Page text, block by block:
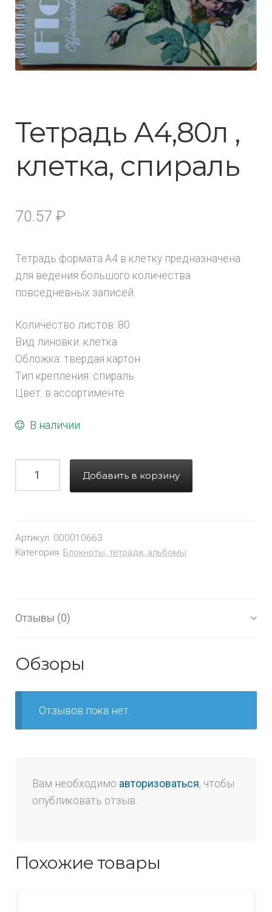
Тетрадь А4,80л ,
клетка, спираль
70.57 ₽
Тетрадь формата А4 в клетку предназначена
для ведения большого количества
повседневных записей.
Количество листов: 80
Вид линовки: клетка
Обложка: твердая картон
Тип крепления: спираль
Цвет: в ассортименте
В наличии
Добавить в корзину
Артикул: 000010663
Категория: Блокноты, тетради, альбомы
Отзывы (0)
Обзоры
Отзывов пока нет.
Вам необходимо авторизоваться, чтобы
опубликовать отзыв.
Похожие товары